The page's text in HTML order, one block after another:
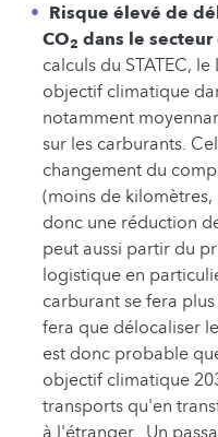
Risque élevé de
CO2 dans le
calculs du STATEC,
objectif climatique
notamment
sur les carburants.
changement du
(moins de
donc une réduction
peut aussi partir du
logistique en
carburant se fera
fera que délocaliser
est donc probable
objectif climatique
transports qu'en